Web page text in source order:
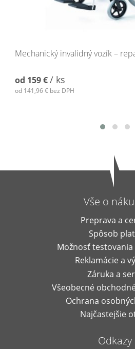
Mechanický invalidný vozík –
od 159 €/ ks
od 141,96 € bez DPH
Vše o
Preprava a
Spôsob
Možnosť
Reklamácie a
Záruka a
Všeobecné
Ochrana
Najčastejšie
Odkazy